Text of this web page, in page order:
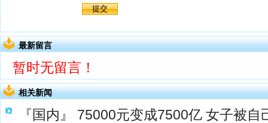
最新留言
暂时无留言！
相关新闻
『国内』
75000元变成7500亿 女子被自